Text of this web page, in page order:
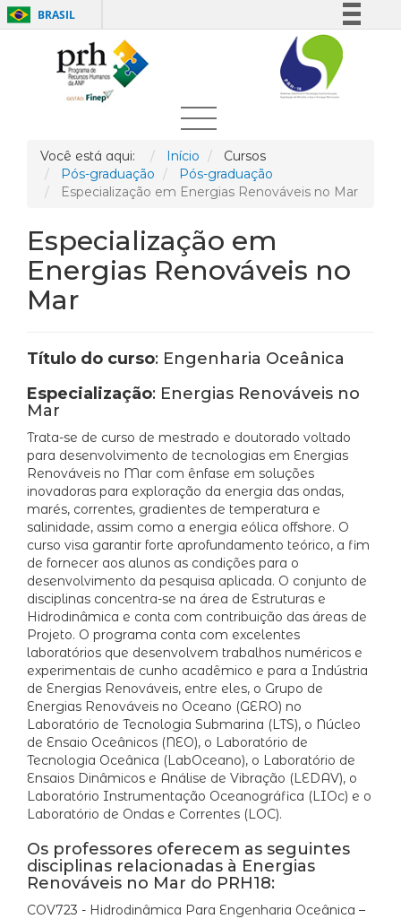
BRASIL
Simplifique!
Comunica BR
Participe
Legislação
Canais
Você está aqui: Início
Cursos
Pós-graduação
Pós-graduação
Especialização em Energias Renováveis no Mar
Especialização em
Energias Renováveis no
Mar
Título do curso: Engenharia Oceânica
Especialização: Energias Renováveis no
Mar
Trata-se de curso de mestrado e doutorado voltado
para desenvolvimento de tecnologias em Energias
Renováveis no Mar com ênfase em soluções
inovadoras para exploração da energia das ondas,
marés, correntes, gradientes de temperatura e
salinidade, assim como a energia eólica offshore. O
curso visa garantir forte aprofundamento teórico, a fim
de fornecer aos alunos as condições para o
desenvolvimento da pesquisa aplicada. O conjunto de
disciplinas concentra-se na área de Estruturas e
Hidrodinâmica e conta com contribuição das áreas de
Projeto. O programa conta com excelentes
laboratórios que desenvolvem trabalhos numéricos e
experimentais de cunho acadêmico e para a Indústria
de Energias Renováveis, entre eles, o Grupo de
Energias Renováveis no Oceano (GERO) no
Laboratório de Tecnologia Submarina (LTS), o Núcleo
de Ensaio Oceânicos (NEO), o Laboratório de
Tecnologia Oceânica (LabOceano), o Laboratório de
Ensaios Dinâmicos e Análise de Vibração (LEDAV), o
Laboratório Instrumentação Oceanográfica (LIOc) e o
Laboratório de Ondas e Correntes (LOC).
Os professores oferecem as seguintes
disciplinas relacionadas à Energias
Renováveis no Mar do PRH18:
COV723 - Hidrodinâmica Para Engenharia Oceânica –